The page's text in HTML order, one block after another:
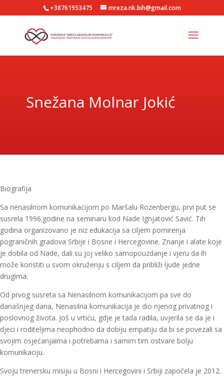
+38761953475 mreza.nk.bih@gmail.com
Snežana Molnar Jokić
Biografija
Sa nenasilnom komunikacijom po Maršalu Rozenbergu, prvi put se
susrela 1996.godine na seminaru kod Nade Ignjatović Savić. Tih
godina organizovano je niz edukacija sa ciljem pomirenja
pograničnih gradova Srbije i Bosne i Hercegovine. Znanje i alate koje
je dobila od Nade, dali su joj veliko samopouzdanje i vjeru da ih
može koristiti u svom okruženju s ciljem da približi ljude jedne
drugima.
Od prvog susreta sa Nenasilnom komunikacijom pa sve do
današnjeg dana, Nenasilna komunikacija je dio njenog privatnog i
poslovnog života. Još u vrtiću, gdje je tada radila, uvjerila se da je i
djeci i roditeljima neophodno da dobiju empatiju da bi se povezali sa
svojim osjećanjaima i potrebama i samim tim ostvare bolju
komunikaciju.
Svoju trenersku misiju u Bosni i Hercegovini i Srbiji započela je 2012.